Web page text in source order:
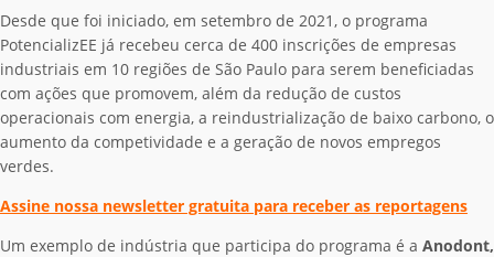
Desde que foi iniciado, em setembro de 2021, o programa
PotencializEE já recebeu cerca de 400 inscrições de empresas
industriais em 10 regiões de São Paulo para serem beneficiadas
com ações que promovem, além da redução de custos
operacionais com energia, a reindustrialização de baixo carbono, o
aumento da competividade e a geração de novos empregos
verdes.
Assine nossa newsletter gratuita para receber as reportagens
Um exemplo de indústria que participa do programa é a Anodont,